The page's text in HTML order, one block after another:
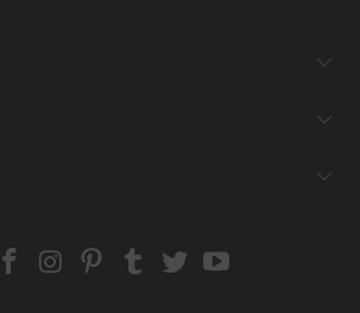
EmailStrapcode
Strapcode
Strapcode
Strapcode
Strapcode